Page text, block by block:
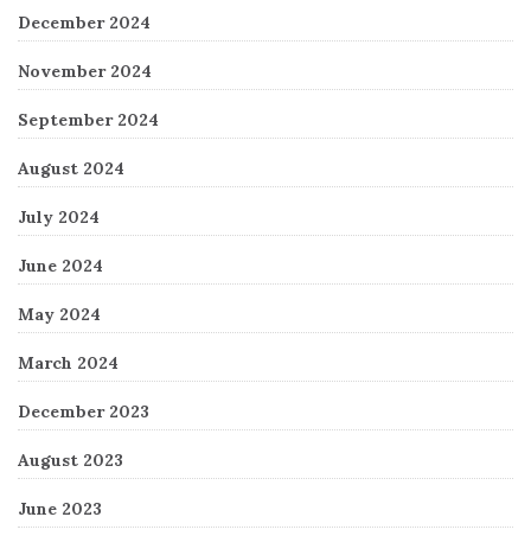
December 2024
November 2024
September 2024
August 2024
July 2024
June 2024
May 2024
March 2024
December 2023
August 2023
June 2023